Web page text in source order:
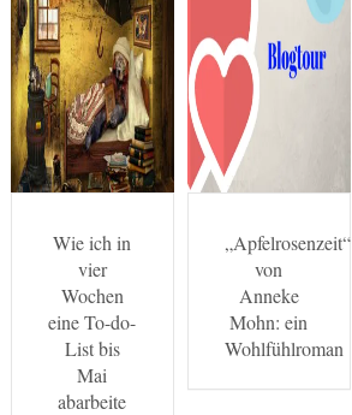
Wie ich in
vier
Wochen
eine To-do-
List bis
Mai
abarbeite
„Apfelrosenzeit“
von
Anneke
Mohn: ein
Wohlfühlroman